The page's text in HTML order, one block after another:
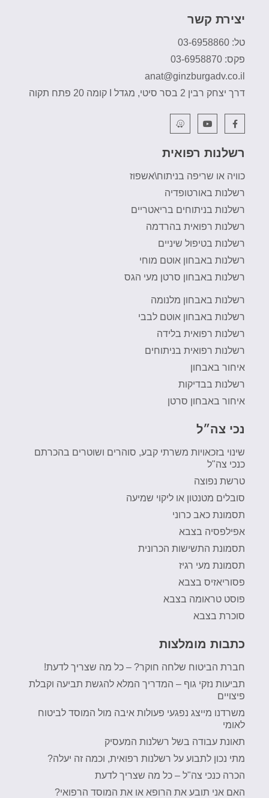
יצירת קשר
טל: 03-6958860
פקס: 03-6958870
anat@ginzburgadv.co.il
דרך יצחק רבין 2 בסר סיטי, מגדל I קומה 20 פתח תקוה
רשלנות רפואית
כוויה או שריפה בניתוח\אשפוז
רשלנות באורטופדיה
רשלנות בניתוחים בריאטריים
רשלנות רפואית בהרדמה
רשלנות בטיפול שיניים
רשלנות באבחון אוטם מוחי
רשלנות באבחון סרטן מעי הגס
רשלנות באבחון מלנומה
רשלנות באבחון אוטם לבבי
רשלנות רפואית בלידה
רשלנות רפואית בניתוחים
איחור באבחון
רשלנות בבדיקות
איחור באבחון סרטן
נכי צה״ל
שינוי בזכאויות משרתי קבע, סוהרים ושוטרים בהכרתם
כנכי צה"ל
טרשת נפוצה
סובלים מטנטון או ליקוי שמיעה
תסמונת כאב כרוני
אפילפסיה בצבא
תסמונת התשישות הכרונית
תסמונת מעי רגיז
פסוריאזיס בצבא
פוסט טראומה בצבא
סוכרת בצבא
כתבות מומלצות
חברת הביטוח שלחה חוקר? – כל מה שצריך לדעת!
תביעות נזקי גוף – המדריך המלא להגשת תביעה וקבלת
פיצויים
משרדנו מייצג נפגעי פעולות איבה מול המוסד לביטוח
לאומי
תאונת עבודה בשל רשלנות המעסיק
מתי נכון לתבוע על רשלנות רפואית, וכמה זה יעלה?
הכרה כנכי צה"ל – כל מה שצריך לדעת
האם אני תובע את הרופא או את המוסד הרפואי?